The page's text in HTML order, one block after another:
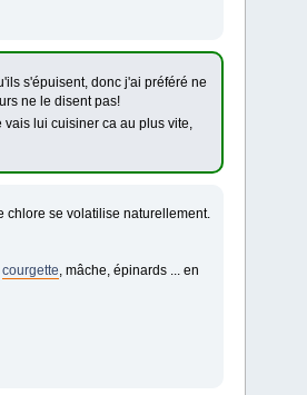
s'épuisent, donc j'ai préféré ne
ne le disent pas!
vais lui cuisiner ca au plus vite,
chlore se volatilise naturellement.
courgette, mâche, épinards ... en